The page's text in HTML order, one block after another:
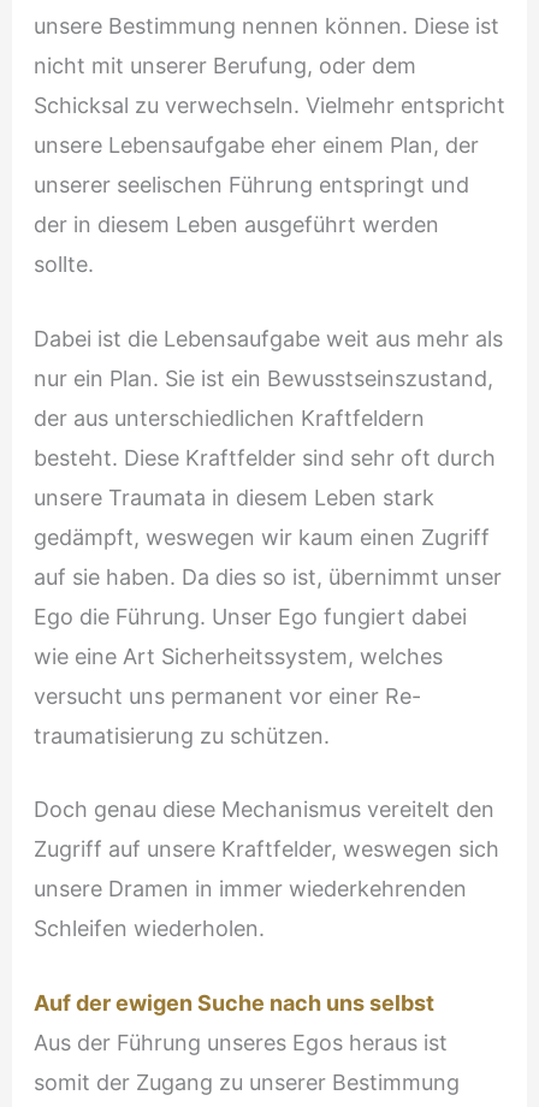
unsere Bestimmung nennen können. Diese ist
nicht mit unserer Berufung, oder dem
Schicksal zu verwechseln. Vielmehr entspricht
unsere Lebensaufgabe eher einem Plan, der
unserer seelischen Führung entspringt und
der in diesem Leben ausgeführt werden
sollte.
Dabei ist die Lebensaufgabe weit aus mehr als
nur ein Plan. Sie ist ein Bewusstseinszustand,
der aus unterschiedlichen Kraftfeldern
besteht. Diese Kraftfelder sind sehr oft durch
unsere Traumata in diesem Leben stark
gedämpft, weswegen wir kaum einen Zugriff
auf sie haben. Da dies so ist, übernimmt unser
Ego die Führung. Unser Ego fungiert dabei
wie eine Art Sicherheitssystem, welches
versucht uns permanent vor einer Re-
traumatisierung zu schützen.
Doch genau diese Mechanismus vereitelt den
Zugriff auf unsere Kraftfelder, weswegen sich
unsere Dramen in immer wiederkehrenden
Schleifen wiederholen.
Auf der ewigen Suche nach uns selbst
Aus der Führung unseres Egos heraus ist
somit der Zugang zu unserer Bestimmung